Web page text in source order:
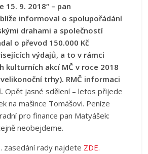
15. 9. 2018“ – pan
informoval o spolupořádání
drahami a společností
o převod 150.000 Kč
výdajů, a to v rámci
kulturních akcí MČ v roce 2018
trhy). RMČ informaci
Opět jasné sdělení – letos přijede
na mašince Tomášovi. Peníze
pro finance pan Matyášek:
neobejdeme.
zasedání rady najdete ZDE.